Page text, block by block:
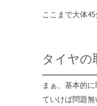
ここまで大体45
タイヤの
まぁ、基本的
ていけば問題無